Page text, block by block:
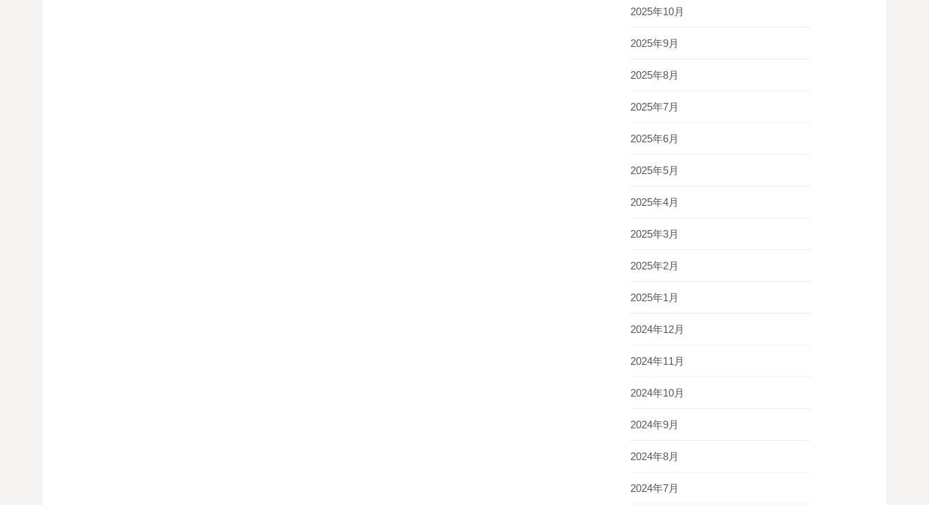
2025年10月
2025年9月
2025年8月
2025年7月
2025年6月
2025年5月
2025年4月
2025年3月
2025年2月
2025年1月
2024年12月
2024年11月
2024年10月
2024年9月
2024年8月
2024年7月